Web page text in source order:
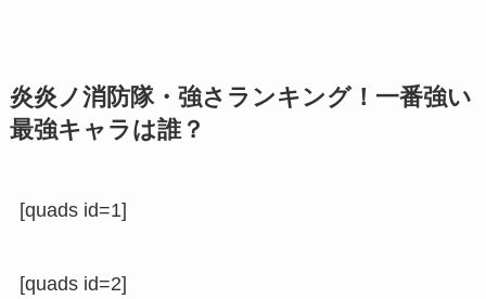
炎炎ノ消防隊・強さランキング！一番強い
最強キャラは誰？
[quads id=1]
[quads id=2]